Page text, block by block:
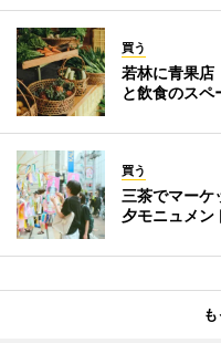
買う
若林に青果
と飲食のスペ
買う
三茶でマー
夕モニュメン